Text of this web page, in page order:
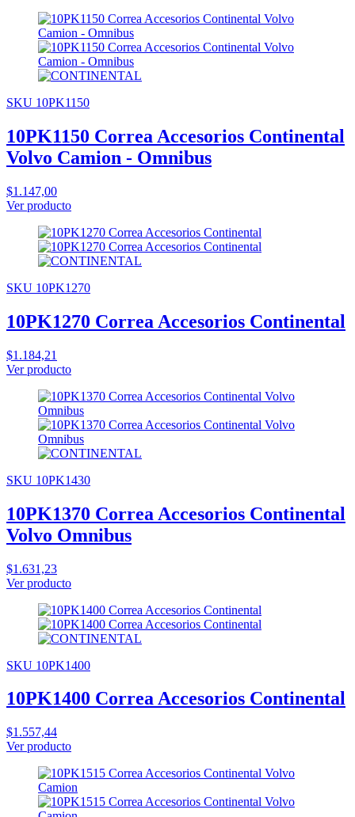
SKU 10PK1150
10PK1150 Correa Accesorios Continental
Volvo Camion - Omnibus
$1.147,00
Ver producto
SKU 10PK1270
10PK1270 Correa Accesorios Continental
$1.184,21
Ver producto
SKU 10PK1430
10PK1370 Correa Accesorios Continental
Volvo Omnibus
$1.631,23
Ver producto
SKU 10PK1400
10PK1400 Correa Accesorios Continental
$1.557,44
Ver producto